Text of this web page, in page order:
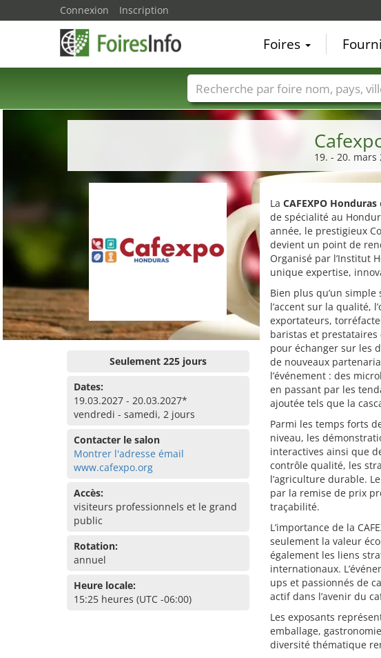
19. - 20.
Seulement 225 jours
Dates:
19.03.2027 - 20.03.2027*
vendredi - samedi, 2 jours
Contacter le salon
Montrer l'adresse émail
www.cafexpo.org
Accès:
visiteurs professionnels et le grand
public
Rotation:
annuel
Heure locale:
15:25 heures (UTC -06:00)
La CAFEXPO Honduras
de spécialité au
année, le prestigieux
devient un point de
Organisé par l’Institut
unique expertise,
Bien plus qu’un simple
l’accent sur la qualité,
exportateurs,
baristas et prestataires
pour échanger sur les
de nouveaux
l’événement : des
en passant par les
ajoutée tels que la
Parmi les temps forts
niveau, les
interactives ainsi que
contrôle qualité, les
l’agriculture durable.
par la remise de prix
traçabilité.
L’importance de la
seulement la valeur
également les liens
internationaux.
ups et passionnés de
actif dans l’avenir du
Les exposants
emballage,
diversité thématique
Connexion Inscription
Foires
Foire noms Pays Villes